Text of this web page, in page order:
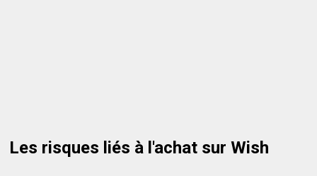
Les risques liés à l'achat sur Wish